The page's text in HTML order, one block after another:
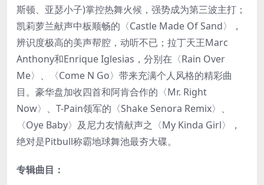
斯顿、亚瑟小子)掌控热舞火候，强势成为第三波主打；
凯莉萝兰献声中板顺畅的〈Castle Made Of Sand〉，
辨识度极高的美声帮腔，动听不已；拉丁天王Marc
Anthony和Enrique Iglesias，分别在〈Rain Over
Me〉、〈Come N Go〉带来充满个人风格的精彩曲
目。豪华盘加收四首和阿肯合作的〈Mr. Right
Now〉、T-Pain领军的〈Shake Senora Remix〉、
〈Oye Baby〉及尼力友情献声之〈My Kinda Girl〉，
绝对是Pitbull称霸地球舞池最夯大碟。
专辑曲目：